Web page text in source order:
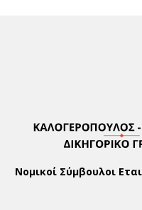
Νομικοί Σύμβουλοι